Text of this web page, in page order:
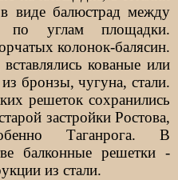
в виде балюстрад между
по углам площадки.
колонок-балясин.
кованые или
бронзы, чугуна, стали.
решеток сохранились
застройки Ростова,
Таганрога. В
балконные решетки -
из стали.